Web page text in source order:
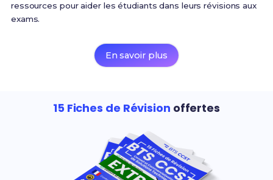
ressources pour aider les étudiants dans leurs révisions aux
exams.
En savoir plus
15 Fiches de Révision offertes